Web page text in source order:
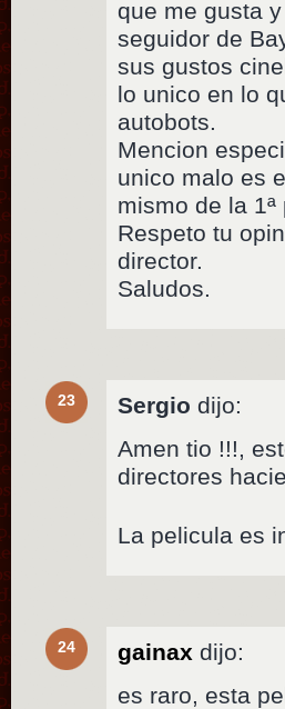
que me gusta
seguidor de
sus gustos
lo unico en lo
autobots.
Mencion
unico malo es
mismo de la
Respeto tu
director.
Saludos.
23 Sergio dijo:
Amen tio !!!,
directores
La pelicula es
24 gainax dijo:
es raro, esta